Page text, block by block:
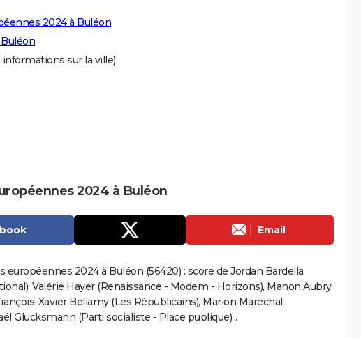
2024 à Buléon
informations sur la ville)
2024 à Buléon
Email
européennes 2024 à Buléon (56420) : score de Jordan Bardella
Valérie Hayer (Renaissance - Modem - Horizons), Manon Aubry
Xavier Bellamy (Les Républicains), Marion Maréchal
Glucksmann (Parti socialiste - Place publique)...